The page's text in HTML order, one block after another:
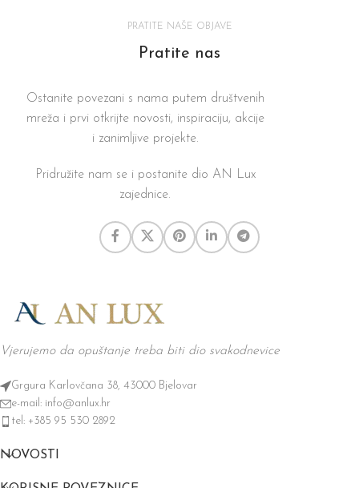
PRATITE NAŠE OBJAVE
Pratite nas
Ostanite povezani s nama putem društvenih
mreža i prvi otkrijte novosti, inspiraciju, akcije
i zanimljive projekte.
Pridružite nam se i postanite dio AN Lux
zajednice.
Vjerujemo da opuštanje treba biti dio svakodnevice
Grgura Karlovčana 38, 43000 Bjelovar
e-mail: info@anlux.hr
tel: +385 95 530 2892
NOVOSTI